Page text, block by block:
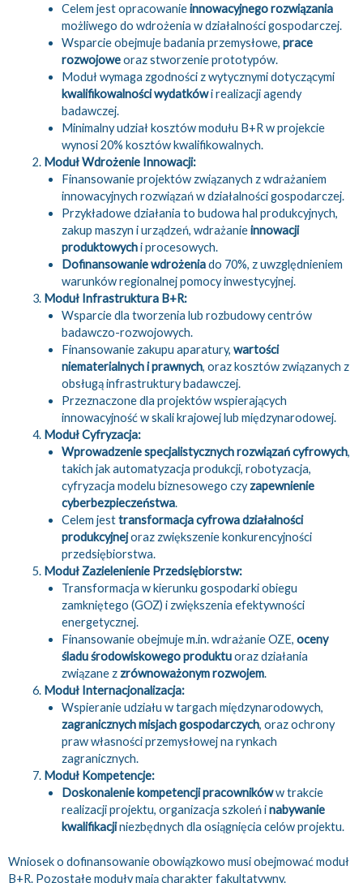
Celem jest opracowanieinnowacyjnego rozwiązania
możliwego do wdrożenia w działalności gospodarczej.
Wsparcie obejmuje badania przemysłowe, prace
rozwojoweoraz stworzenie prototypów.
Moduł wymaga zgodności z wytycznymi dotyczącymi
kwalifikowalności wydatkówi realizacji agendy
badawczej.
Minimalny udział kosztów modułu B+R w projekcie
wynosi 20% kosztów kwalifikowalnych.
Moduł Wdrożenie Innowacji:
Finansowanie projektów związanych z wdrażaniem
innowacyjnych rozwiązań w działalności gospodarczej.
Przykładowe działania to budowa hal produkcyjnych,
zakup maszyn i urządzeń, wdrażanieinnowacji
produktowychi procesowych.
Dofinansowanie wdrożeniado 70%, z uwzględnieniem
warunków regionalnej pomocy inwestycyjnej.
Moduł Infrastruktura B+R:
Wsparcie dla tworzenia lub rozbudowy centrów
badawczo-rozwojowych.
Finansowanie zakupu aparatury, wartości
niematerialnych i prawnych, oraz kosztów związanych z
obsługą infrastruktury badawczej.
Przeznaczone dla projektów wspierających
innowacyjność w skali krajowej lub międzynarodowej.
Moduł Cyfryzacja:
Wprowadzenie specjalistycznych rozwiązań cyfrowych,
takich jak automatyzacja produkcji, robotyzacja,
cyfryzacja modelu biznesowego czyzapewnienie
cyberbezpieczeństwa.
Celem jesttransformacja cyfrowa działalności
produkcyjnejoraz zwiększenie konkurencyjności
przedsiębiorstwa.
Moduł Zazielenienie Przedsiębiorstw:
Transformacja w kierunku gospodarki obiegu
zamkniętego (GOZ) i zwiększenia efektywności
energetycznej.
Finansowanie obejmujem.in. wdrażanie OZE, oceny
śladu środowiskowego produktuoraz działania
związane z zrównoważonym rozwojem.
Moduł Internacjonalizacja:
Wspieranie udziału w targach międzynarodowych,
zagranicznych misjach gospodarczych, oraz ochrony
praw własności przemysłowej na rynkach
zagranicznych.
Moduł Kompetencje:
Doskonalenie kompetencji pracownikóww trakcie
realizacji projektu, organizacja szkoleń inabywanie
kwalifikacjiniezbędnych dla osiągnięcia celów projektu.
Wniosek o dofinansowanie obowiązkowo musi obejmować moduł
B+R. Pozostałe moduły mają charakter fakultatywny.